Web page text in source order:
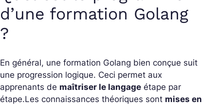
d’une formation Golang
?
En général, une formation Golang bien conçue suit
une progression logique. Ceci permet aux
apprenants de maîtriser le langage étape par
étape.Les connaissances théoriques sont mises en